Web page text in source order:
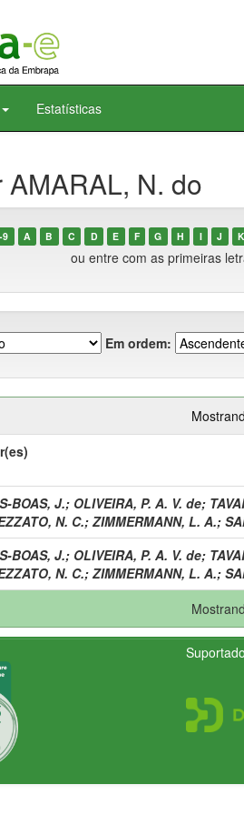
Estatísticas
N. do
9 A B C D E F G H I J K
ou entre com as primeiras
Em ordem:
BOAS, J.; OLIVEIRA, P. A. V. de;
N. C.; ZIMMERMANN, L. A.;
BOAS, J.; OLIVEIRA, P. A. V. de;
N. C.; ZIMMERMANN, L. A.;